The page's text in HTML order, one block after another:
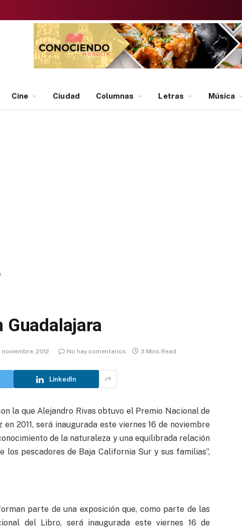
Cine Ciudad Columnas Letras Música
Guadalajara
noviembre, 2012 No hay comentarios 3 Mins Read
LinkedIn
la que Alejandro Rivas obtuvo el Premio Nacional de
2011, será inaugurada este viernes 16 de noviembre
de la naturaleza y una equilibrada relación
pescadores de Baja California Sur y sus familias”,
parte de una exposición que, como parte de las
del Libro, será inaugurada este viernes 16 de